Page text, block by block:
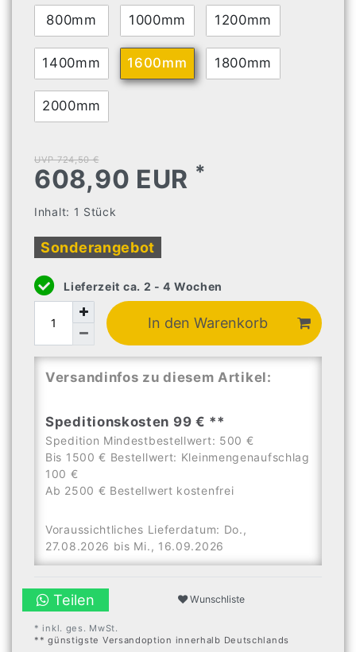
800mm 1000mm 1200mm
1400mm 1600mm 1800mm
2000mm
UVP 724,50 €
608,90 EUR *
Inhalt: 1 Stück
Sonderangebot
Lieferzeit ca. 2 - 4 Wochen
In den Warenkorb
Versandinfos zu diesem Artikel:
Speditionskosten 99 € **
Spedition Mindestbestellwert: 500 €
Bis 1500 € Bestellwert: Kleinmengenaufschlag
100 €
Ab 2500 € Bestellwert kostenfrei
Voraussichtliches Lieferdatum: Do.,
27.08.2026 bis Mi., 16.09.2026
Teilen Wunschliste
* inkl. ges. MwSt.
** günstigste Versandoption innerhalb Deutschlands